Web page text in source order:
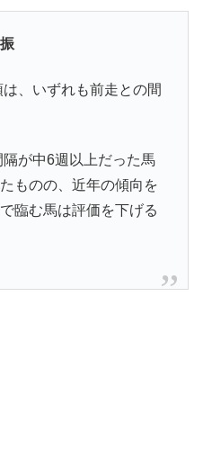
、いずれも前走との間
が中6週以上だった馬
ものの、近年の傾向を
臨む馬は評価を下げる